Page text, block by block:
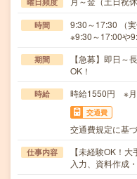
時間
9:30～17:30 （
※9:30～17:00や
期間
【急募】即日
OK！
時給 時給1550円 ※月
交通費
交通費規定に基
仕事内容
【未経験OK！
入力、資料作成